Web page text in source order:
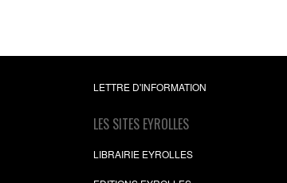
LETTRE D'INFORMATION
LES SITES EYROLLES
LIBRAIRIE EYROLLES